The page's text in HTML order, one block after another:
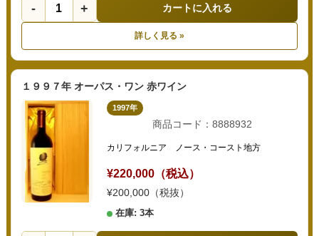
- + カートに入れる
詳しく見る »
１９９７年 オーパス・ワン 赤ワイン
1997年
商品コード：8888932
カリフォルニア ノース・コースト地方
¥220,000（税込）
¥200,000（税抜）
在庫: 3本